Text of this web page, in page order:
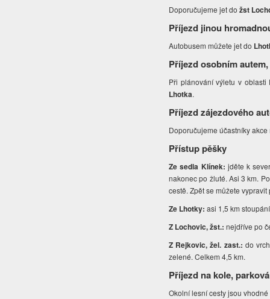
Doporučujeme jet dožst
Příjezd jinou
Autobusem můžete jet do
Příjezd osobním
Při plánování výletu v
Lhotka.
Příjezd zájezdového
Doporučujeme účastníky
Přístup pěšky
Ze sedla Klínek: jděte k
nakonec po žluté. Asi 3 km.
cestě. Zpět se můžete
Ze Lhotky: asi 1,5 km
Z Lochovic, žst.: nejdříve po
Z Rejkovic, žel. zast.: do
zelené. Celkem 4,5 km.
Příjezd na kole,
Okolní lesní cesty jsou